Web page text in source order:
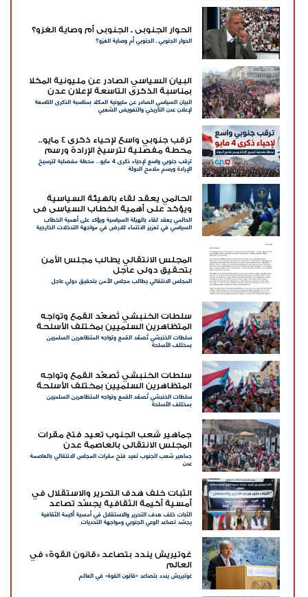
الحوار الجنوبي ـ الجنوبي أم وصاية الغزو؟
الحوار الجنوبي ـ الجنوبي أم وصاية الغزو؟
البيان السياسي الصادر عن مليونية المكلا
بمناسبة الذكرى التاسعة لإعلان عدن
التاريخي والتفويض الشعبي
البيان السياسي الصادر عن مليونية المكلا بمناسبة الذكرى التاسعة
لإعلان عدن التاريخي والتفويض الشعبي
ترقب جنوبي واسع لإحياء ذكرى 4 مايو..
محطة مفصلية لترسيخ الإرادة ورسم
ملامح الدولة
ترقب جنوبي واسع لإحياء ذكرى 4 مايو.. محطة مفصلية لترسيخ
الإرادة ورسم ملامح الدولة
الحالمي يعقد لقاء بالهيئة السياسية
ويؤكد على أهمية الخطاب السياسي في
تعزيز الانتماء للارض في مواجهة التدخلات
الخارجية
الحالمي يعقد لقاء بالهيئة السياسية ويؤكد على أهمية الخطاب
السياسي في تعزيز الانتماء للارض في مواجهة التدخلات الخارجية
المجلس الانتقالي يطالب مجلس الأمن
بتحقيق دولي عاجل
المجلس الانتقالي يطالب مجلس الأمن بتحقيق دولي عاجل
سلطات الخنبشي تُصعّد القمع وتواجه
المتظاهرين السلميين بمختلف الأسلحة
سلطات الخنبشي تُصعّد القمع وتواجه المتظاهرين السلميين
بمختلف الأسلحة
سلطات الخنبشي تُصعّد القمع وتواجه
المتظاهرين السلميين بمختلف الأسلحة
سلطات الخنبشي تُصعّد القمع وتواجه المتظاهرين السلميين
بمختلف الأسلحة
جماهير شعب الجنوب تعيد فتح مقرات
المجلس الانتقالي بالعاصمة عدن
جماهير شعب الجنوب تعيد فتح مقرات المجلس الانتقالي بالعاصمة
عدن
الثبات خلف هدف التحرير والاستقلال في
أمسية أكيمة الثقافية يجسّد تصاعد
الوعي الجنوبي ومواجهة التحديات
الثبات خلف هدف التحرير والاستقلال في أمسية أكيمة الثقافية
يجسّد تصاعد الوعي الجنوبي ومواجهة التحديات
غوتيريش يندد بتصاعد «قانون القوة» في
العالم
غوتيريش يندد بتصاعد «قانون القوة» في العالم